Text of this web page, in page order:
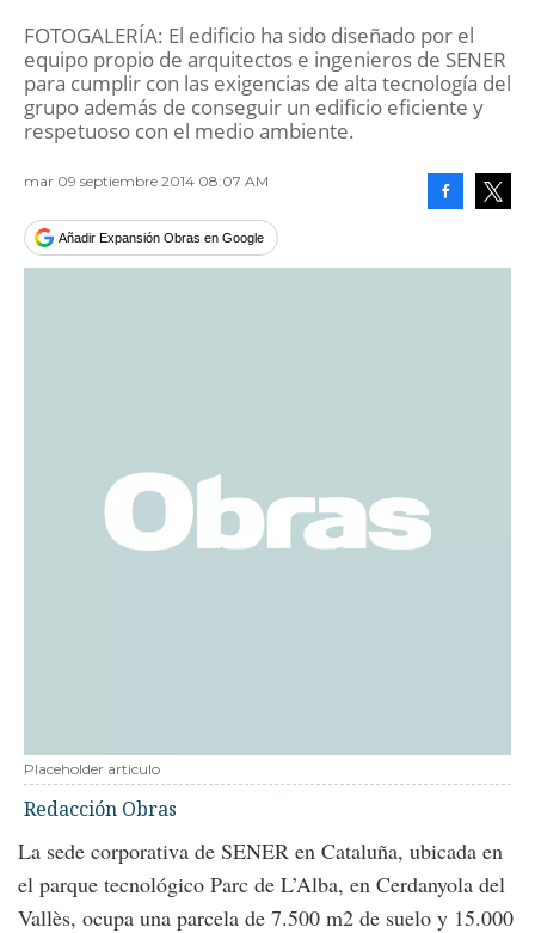
FOTOGALERÍA: El edificio ha sido diseñado por el
equipo propio de arquitectos e ingenieros de SENER
para cumplir con las exigencias de alta tecnología del
grupo además de conseguir un edificio eficiente y
respetuoso con el medio ambiente.
mar 09 septiembre 2014 08:07 AM
Añadir Expansión Obras en Google
Placeholder articulo
Redacción Obras
La sede corporativa de SENER en Cataluña, ubicada en
el parque tecnológico Parc de L’Alba, en Cerdanyola del
Vallès, ocupa una parcela de 7.500 m2 de suelo y 15.000